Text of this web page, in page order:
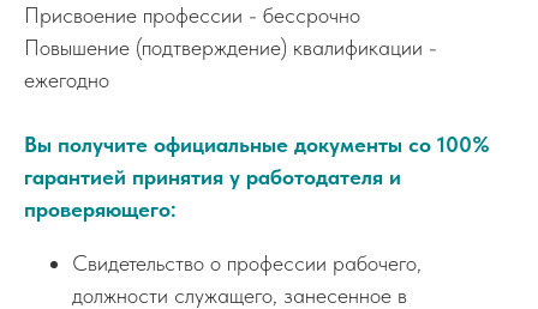
Присвоение профессии - бессрочно
Повышение (подтверждение) квалификации -
ежегодно
Вы получите официальные документы со 100%
гарантией принятия у работодателя и
проверяющего:
Свидетельство о профессии рабочего,
должности служащего, занесенное в